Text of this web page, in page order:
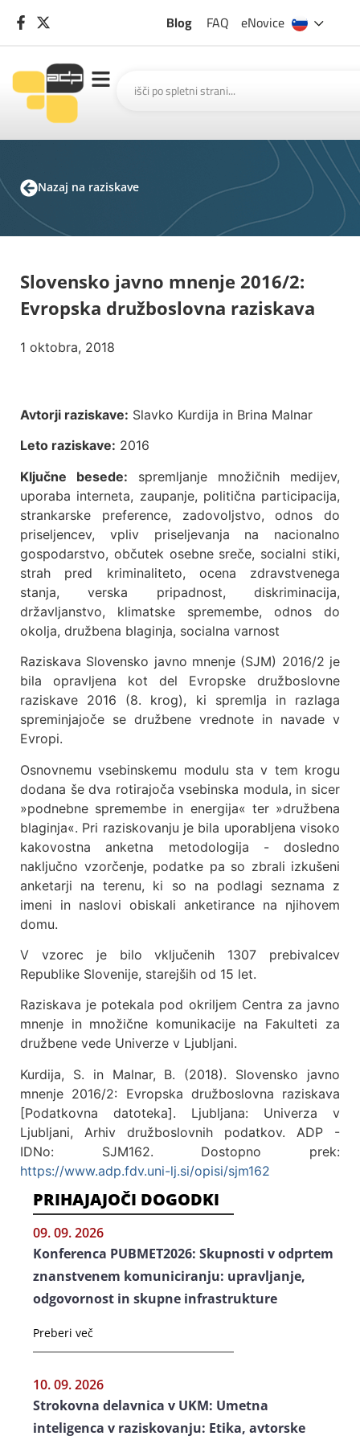
Blog FAQ eNovice
Nazaj na raziskave
Slovensko javno mnenje 2016/2:
Evropska družboslovna raziskava
1 oktobra, 2018
Avtorji raziskave: Slavko Kurdija in Brina Malnar
Leto raziskave: 2016
Ključne besede: spremljanje množičnih medijev,
uporaba interneta, zaupanje, politična participacija,
strankarske preference, zadovoljstvo, odnos do
priseljencev, vpliv priseljevanja na nacionalno
gospodarstvo, občutek osebne sreče, socialni stiki,
strah pred kriminaliteto, ocena zdravstvenega
stanja, verska pripadnost, diskriminacija,
državljanstvo, klimatske spremembe, odnos do
okolja, družbena blaginja, socialna varnost
Raziskava Slovensko javno mnenje (SJM) 2016/2 je
bila opravljena kot del Evropske družboslovne
raziskave 2016 (8. krog), ki spremlja in razlaga
spreminjajoče se družbene vrednote in navade v
Evropi.
Osnovnemu vsebinskemu modulu sta v tem krogu
dodana še dva rotirajoča vsebinska modula, in sicer
»podnebne spremembe in energija« ter »družbena
blaginja«. Pri raziskovanju je bila uporabljena visoko
kakovostna anketna metodologija - dosledno
naključno vzorčenje, podatke pa so zbrali izkušeni
anketarji na terenu, ki so na podlagi seznama z
imeni in naslovi obiskali anketirance na njihovem
domu.
V vzorec je bilo vključenih 1307 prebivalcev
Republike Slovenije, starejših od 15 let.
Raziskava je potekala pod okriljem Centra za javno
mnenje in množične komunikacije na Fakulteti za
družbene vede Univerze v Ljubljani.
Kurdija, S. in Malnar, B. (2018). Slovensko javno
mnenje 2016/2: Evropska družboslovna raziskava
[Podatkovna datoteka]. Ljubljana: Univerza v
Ljubljani, Arhiv družboslovnih podatkov. ADP -
IDNo: SJM162. Dostopno prek:
https://www.adp.fdv.uni-lj.si/opisi/sjm162
PRIHAJAJOČI DOGODKI
09. 09. 2026
Konferenca PUBMET2026: Skupnosti v odprtem
znanstvenem komuniciranju: upravljanje,
odgovornost in skupne infrastrukture
Preberi več
10. 09. 2026
Strokovna delavnica v UKM: Umetna
inteligenca v raziskovanju: Etika, avtorske